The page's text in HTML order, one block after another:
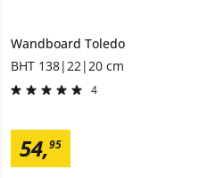
Wandboard Toledo
BHT 138|22|20 cm
4
54,95